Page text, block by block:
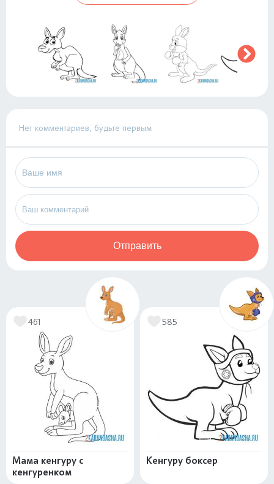
Нет комментариев, будьте первым
Отправить
461
Мама кенгуру с
кенгуренком
585
Кенгуру боксер